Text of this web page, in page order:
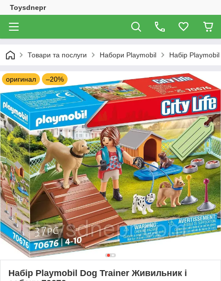
Toysdnepr
Товари та послуги Набори Playmobil Набір
оригинал –20%
Набір Playmobil Dog Trainer Живильник і